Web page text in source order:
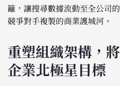
籬，讓搜尋數據流動至全公司
競爭對手複製的商業護城河。
重塑組織架構，
企業北極星目標